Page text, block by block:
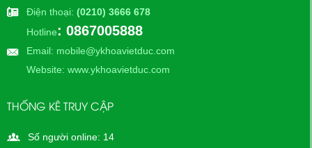
Điện thoại: (0210) 3666 678
Hotline: 0867005888
Email: mobile@ykhoavietduc.com
Website: www.ykhoavietduc.com
THỐNG KÊ TRUY CẬP
Số người online: 14